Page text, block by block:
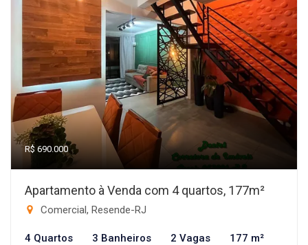
R$ 690.000
Apartamento à Venda com 4 quartos, 177m²
Comercial, Resende-RJ
4 Quartos 3 Banheiros 2 Vagas 177 m²